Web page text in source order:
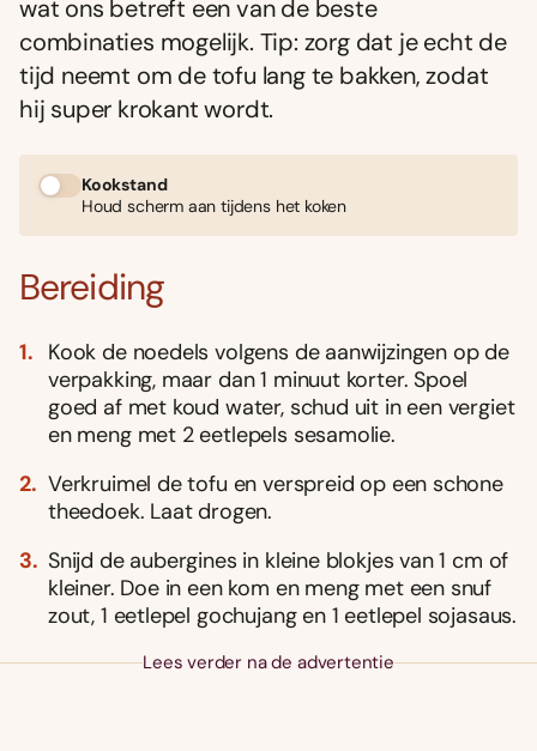
wat ons betreft een van de beste
combinaties mogelijk. Tip: zorg dat je echt de
tijd neemt om de tofu lang te bakken, zodat
hij super krokant wordt.
Kookstand
Houd scherm aan tijdens het koken
Bereiding
Kook de noedels volgens de aanwijzingen op de
verpakking, maar dan 1 minuut korter. Spoel
goed af met koud water, schud uit in een vergiet
en meng met 2 eetlepels sesamolie.
Verkruimel de tofu en verspreid op een schone
theedoek. Laat drogen.
Snijd de aubergines in kleine blokjes van 1 cm of
kleiner. Doe in een kom en meng met een snuf
zout, 1 eetlepel gochujang en 1 eetlepel sojasaus.
Lees verder na de advertentie